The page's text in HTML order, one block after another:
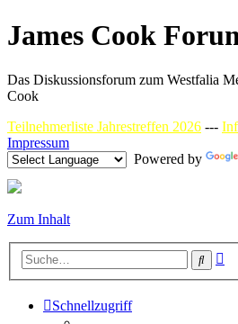
James Cook
Das Diskussionsforum zum Westfalia
Cook
Teilnehmerliste Jahrestreffen 2026 ---
Impressum
Powered by
Zum Inhalt
Suche
Schnellzugriff